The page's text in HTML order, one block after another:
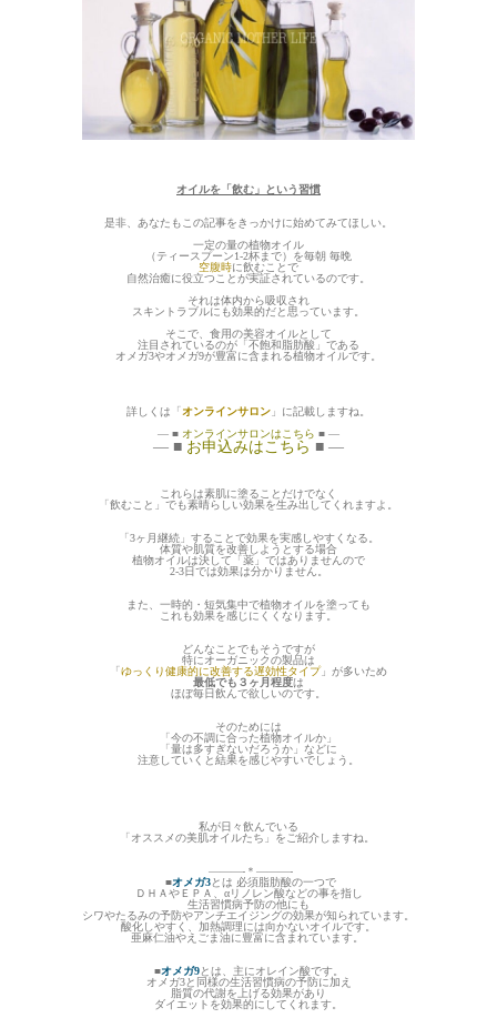
オイルを「飲む」という習慣
是非、あなたもこの記事をきっかけに始めてみてほしい。
一定の量の植物オイル
（ティースプーン1-2杯まで）を毎朝 毎晩
空腹時に飲むことで
自然治癒に役立つことが実証されているのです。
それは体内から吸収され
スキントラブルにも効果的だと思っています。
そこで、食用の美容オイルとして
注目されているのが「不飽和脂肪酸」である
オメガ3やオメガ9が豊富に含まれる植物オイルです。
詳しくは「オンラインサロン 」に記載しますね。
— ■ オンラインサロンはこちら ■ —
— ■ お申込みはこちら ■ —
これらは素肌に塗ることだけでなく
「飲むこと」でも素晴らしい効果を生み出してくれますよ。
「3ヶ月継続」することで効果を実感しやすくなる。
体質や肌質を改善しようとする場合
植物オイルは決して「薬」ではありませんので
2-3日では効果は分かりません。
また、一時的・短気集中で植物オイルを塗っても
これも効果を感じにくくなります。
どんなことでもそうですが
特にオーガニックの製品は
「ゆっくり健康的に改善する遅効性タイプ」が多いため
最低でも３ヶ月程度は
ほぼ毎日飲んで欲しいのです。
そのためには
「今の不調に合った植物オイルか」
「量は多すぎないだろうか」などに
注意していくと結果を感じやすいでしょう。
私が日々飲んでいる
「オススメの美肌オイルたち」をご紹介しますね。
———-＊———-
■オメガ3とは 必須脂肪酸の一つで
ＤＨＡやＥＰＡ、αリノレン酸などの事を指し
生活習慣病予防の他にも
シワやたるみの予防やアンチエイジングの効果が知られています。
酸化しやすく、加熱調理には向かないオイルです。
亜麻仁油やえごま油に豊富に含まれています。
■オメガ9とは、主にオレイン酸です。
オメガ3と同様の生活習慣病の予防に加え
脂質の代謝を上げる効果があり
ダイエットを効果的にしてくれます。